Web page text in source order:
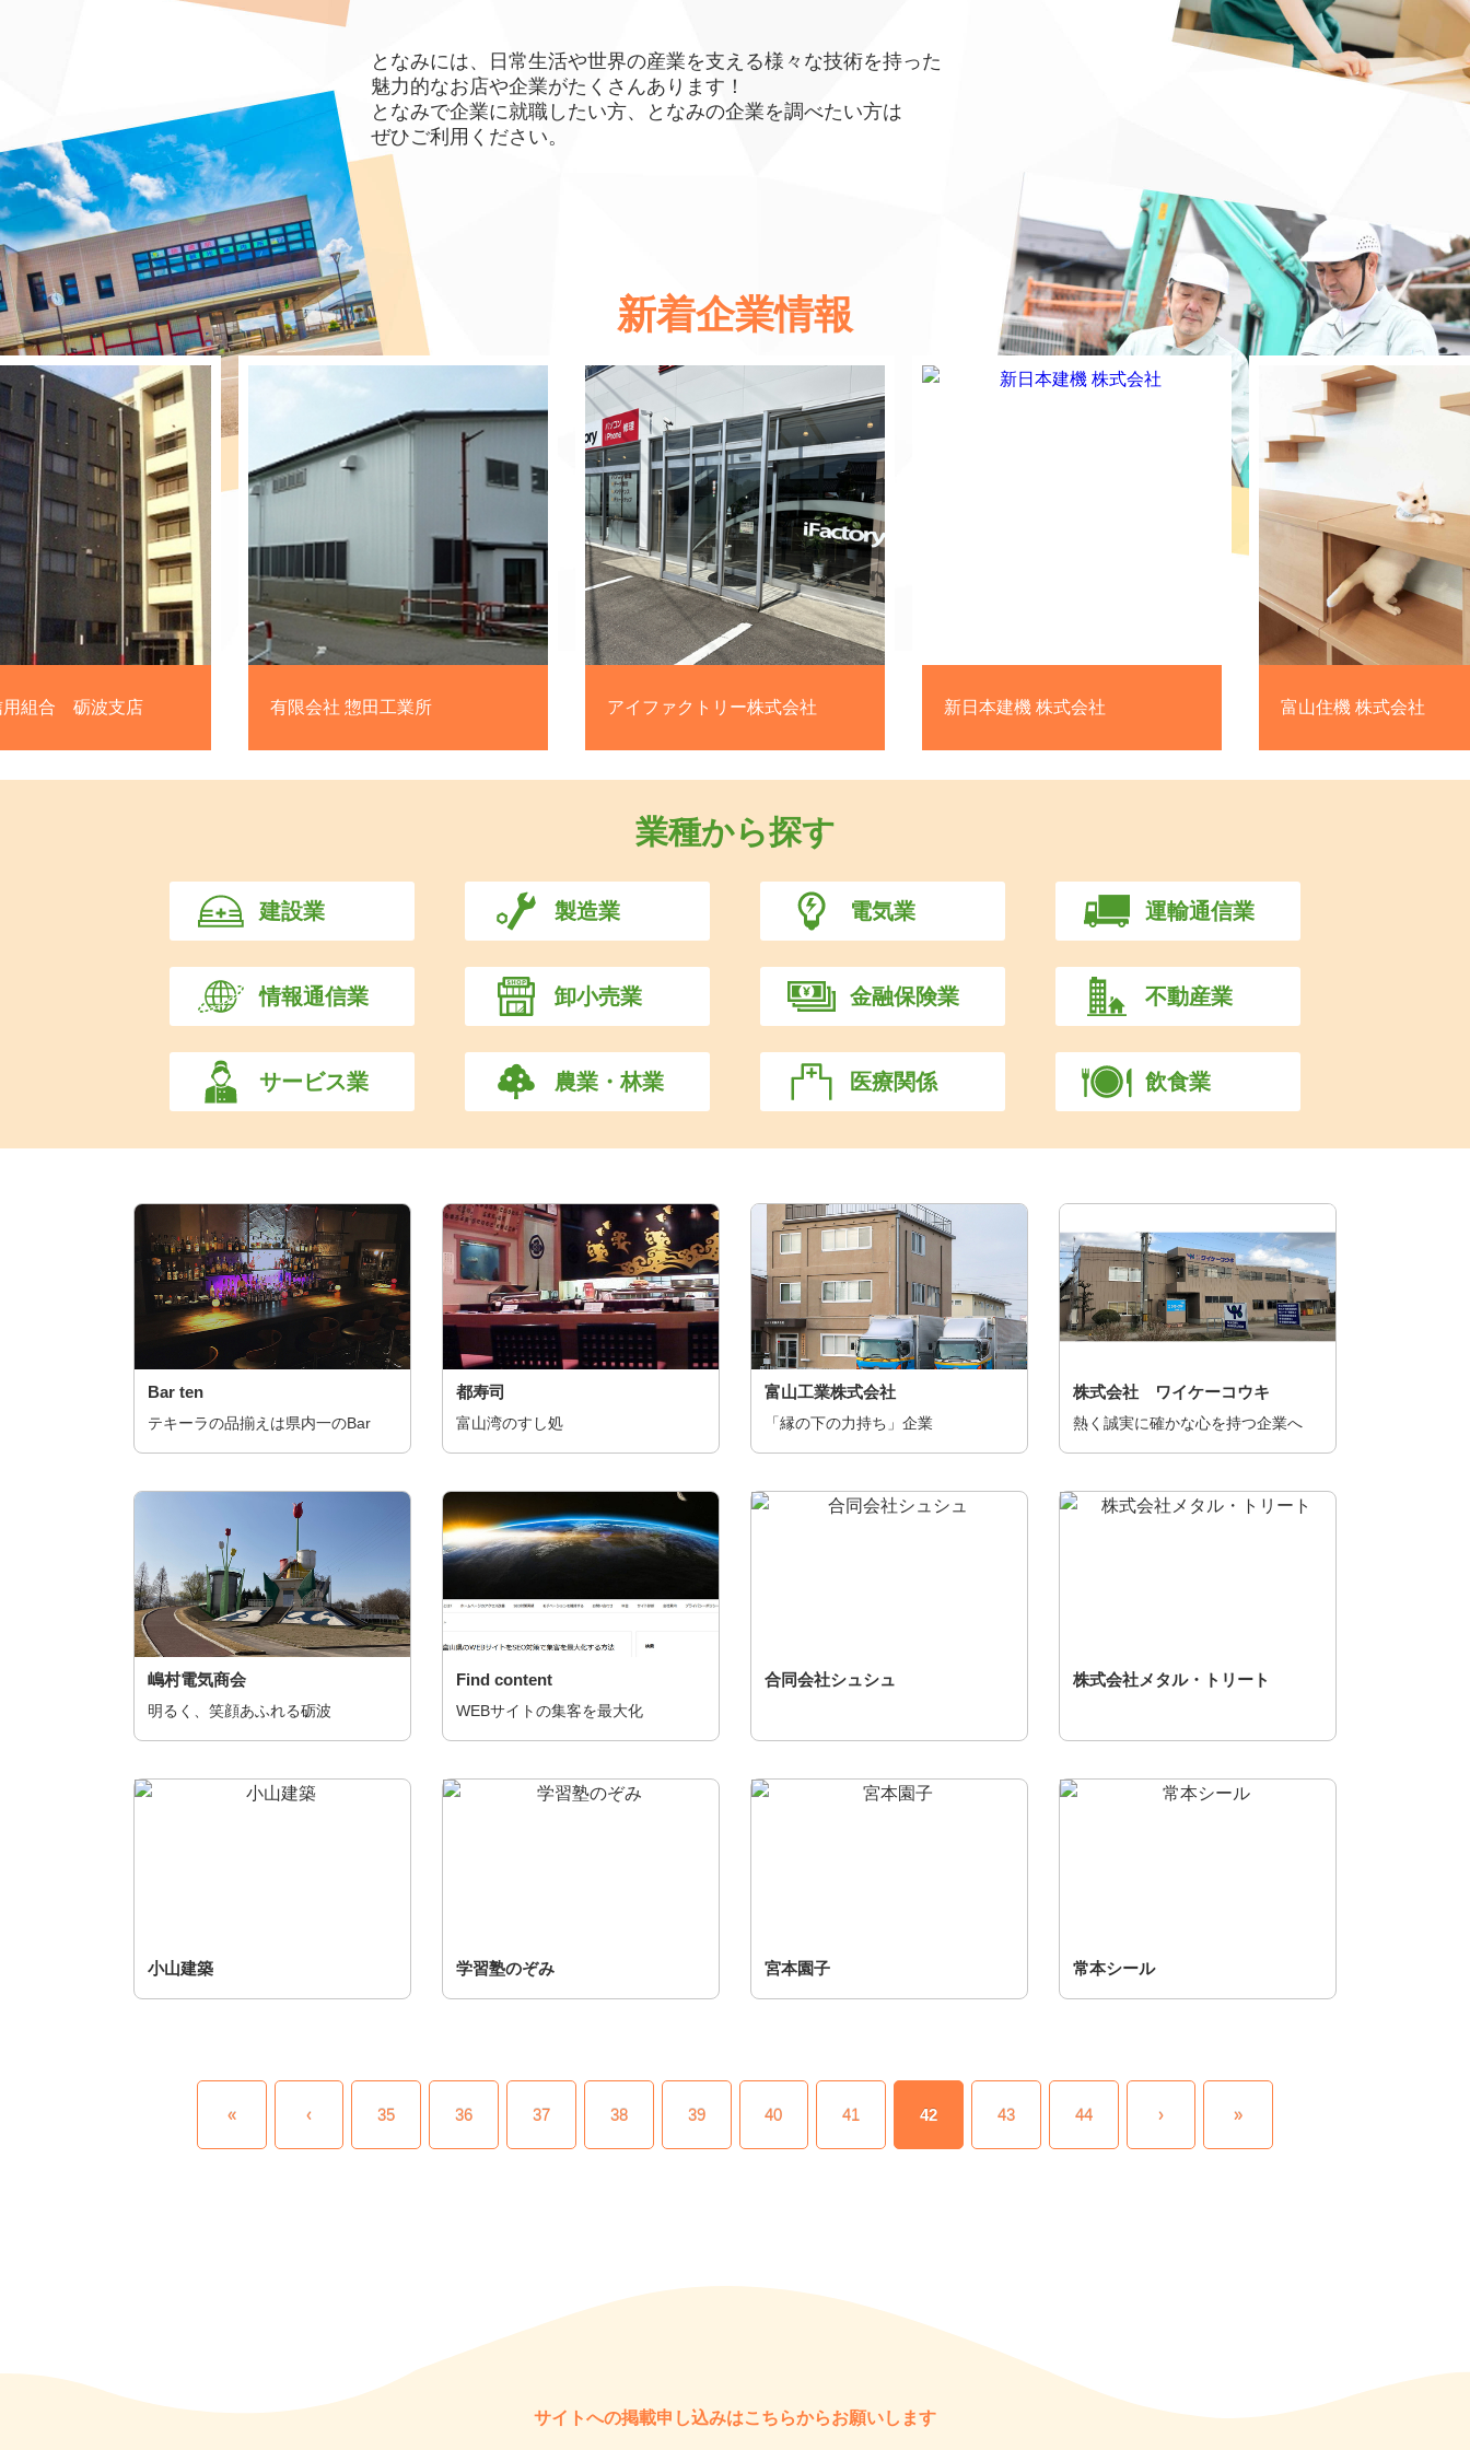
となみには、日常生活や世界の産業を支える様々な技術を持った
魅力的なお店や企業がたくさんあります！
となみで企業に就職したい方、となみの企業を調べたい方は
ぜひご利用ください。
新着企業情報
会社 惣田工業所 アイファクトリー株式会社 新日本建機 株式会社 富山住機 株式会社 MODE
業種から探す
建設業 製造業 電気業 運輸通信業
情報通信業 卸小売業 金融保険業 不動産業
サービス業 農業・林業 医療関係 飲食業
Bar ten
テキーラの品揃えは県内一のBar
都寿司
富山湾のすし処
富山工業株式会社
「縁の下の力持ち」企業
株式会社 ワイケーコウキ
熱く誠実に確かな心を持つ企業へ
嶋村電気商会
明るく、笑顔あふれる砺波
Find content
WEBサイトの集客を最大化
合同会社シュシュ 株式会社メタル・トリート
小山建築 学習塾のぞみ 宮本園子 常本シール
« ‹ 35 36 37 38 39 40 41 42 43 44 › »
サイトへの掲載申し込みはこちらからお願いします